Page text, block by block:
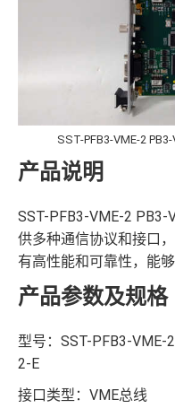
SST-PFB3-VME-2
产品说明
SST-PFB3-VME-2 PB3-
供多种通信协议和接口
有高性能和可靠性，能
产品参数及规格
型号：SST-PFB3-VME-
2-E
接口类型：VME总线